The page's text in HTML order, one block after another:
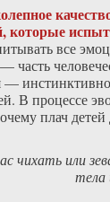
которые
все
часть
—
В процессе
плач детей
чихать или
тела